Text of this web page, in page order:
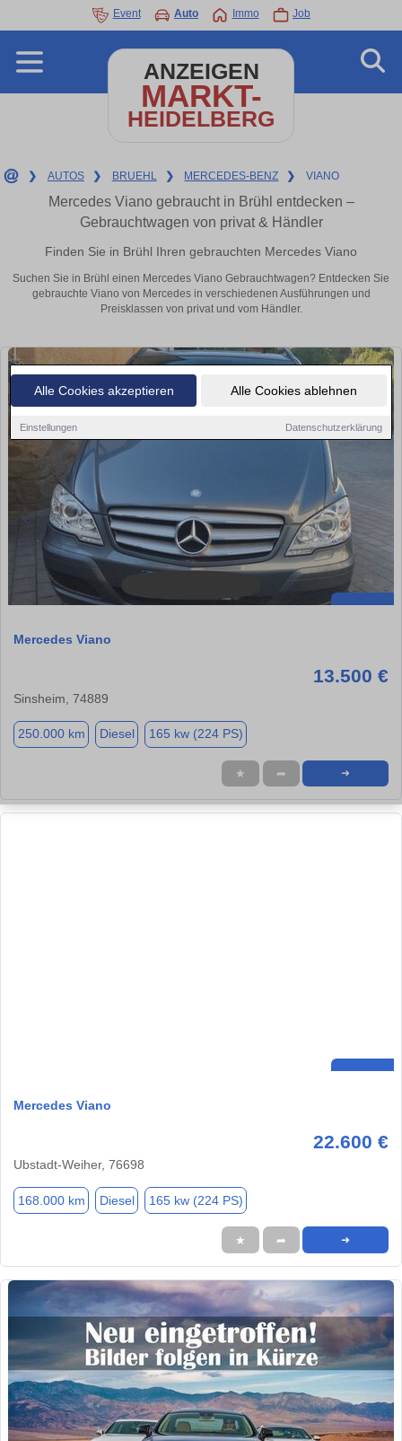
Alle Cookies akzeptieren Alle Cookies ablehnen
Einstellungen Datenschutzerklärung
Event Auto Immo Job
ANZEIGEN
MARKT-
HEIDELBERG
❯ AUTOS ❯ BRUEHL ❯ MERCEDES-BENZ ❯ VIANO
Mercedes Viano gebraucht in Brühl entdecken –
Gebrauchtwagen von privat & Händler
Finden Sie in Brühl Ihren gebrauchten Mercedes Viano
Suchen Sie in Brühl einen Mercedes Viano Gebrauchtwagen? Entdecken Sie
gebrauchte Viano von Mercedes in verschiedenen Ausführungen und
Preisklassen von privat und vom Händler.
Mercedes Viano
13.500 €
Sinsheim, 74889
250.000 km Diesel 165 kw (224 PS)
★ ➦ ➜
Mercedes Viano
22.600 €
Ubstadt-Weiher, 76698
168.000 km Diesel 165 kw (224 PS)
★ ➦ ➜